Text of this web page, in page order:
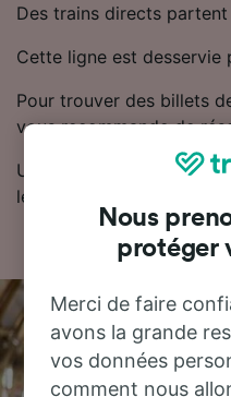
Des trains directs
Cette ligne est desservie
Pour trouver des billets
vous recommande de
Utilisez notre
les prix des billets et
Nous
protéger
Merci de faire
avons la grande
vos données
comment nous